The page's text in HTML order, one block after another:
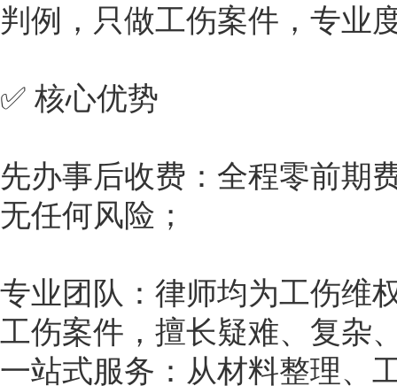
判例，只做工伤案件，专业
✅ 核心优势
先办事后收费：全程零前期
无任何风险；
专业团队：律师均为工伤维
工伤案件，擅长疑难、复杂
一站式服务：从材料整理、